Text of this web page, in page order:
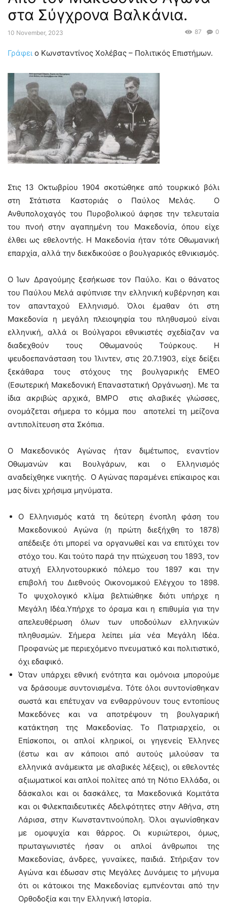
στα Σύγχρονα Βαλκάνια.
10 November, 2023 0
87
Γράφει ο Κωνσταντίνος Χολέβας – Πολιτικός Επιστήμων.
Στις 13 Οκτωβρίου 1904 σκοτώθηκε από τουρκικό βόλι
στη Στάτιστα Καστοριάς ο Παύλος Μελάς. Ο
Ανθυπολοχαγός του Πυροβολικού άφησε την τελευταία
του πνοή στην αγαπημένη του Μακεδονία, όπου είχε
έλθει ως εθελοντής. Η Μακεδονία ήταν τότε Οθωμανική
επαρχία, αλλά την διεκδικούσε ο βουλγαρικός εθνικισμός.
Ο Ίων Δραγούμης ξεσήκωσε τον Παύλο. Και ο θάνατος
του Παύλου Μελά αφύπνισε την ελληνική κυβέρνηση και
τον απανταχού Ελληνισμό. Όλοι έμαθαν ότι στη
Μακεδονία η μεγάλη πλειοψηφία του πληθυσμού είναι
ελληνική, αλλά οι Βούλγαροι εθνικιστές σχεδίαζαν να
διαδεχθούν τους Οθωμανούς Τούρκους. Η
ψευδοεπανάσταση του Ίλιντεν, στις 20.7.1903, είχε δείξει
ξεκάθαρα τους στόχους της βουλγαρικής ΕΜΕΟ
(Εσωτερική Μακεδονική Επαναστατική Οργάνωση). Με τα
ίδια ακριβώς αρχικά, ΒΜΡΟ στις σλαβικές γλώσσες,
ονομάζεται σήμερα το κόμμα που αποτελεί τη μείζονα
αντιπολίτευση στα Σκόπια.
Ο Μακεδονικός Αγώνας ήταν διμέτωπος, εναντίον
Οθωμανών και Βουλγάρων, και ο Ελληνισμός
αναδείχθηκε νικητής. Ο Αγώνας παραμένει επίκαιρος και
μας δίνει χρήσιμα μηνύματα.
Ο Ελληνισμός κατά τη δεύτερη ένοπλη φάση του
Μακεδονικού Αγώνα (η πρώτη διεξήχθη το 1878)
απέδειξε ότι μπορεί να οργανωθεί και να επιτύχει τον
στόχο του. Και τούτο παρά την πτώχευση του 1893, τον
ατυχή Ελληνοτουρκικό πόλεμο του 1897 και την
επιβολή του Διεθνούς Οικονομικού Ελέγχου το 1898.
Το ψυχολογικό κλίμα βελτιώθηκε διότι υπήρχε η
Μεγάλη Ιδέα.Υπήρχε το όραμα και η επιθυμία για την
απελευθέρωση όλων των υποδούλων ελληνικών
πληθυσμών. Σήμερα λείπει μία νέα Μεγάλη Ιδέα.
Προφανώς με περιεχόμενο πνευματικό και πολιτιστικό,
όχι εδαφικό.
Όταν υπάρχει εθνική ενότητα και ομόνοια μπορούμε
να δράσουμε συντονισμένα. Τότε όλοι συντονίσθηκαν
σωστά και επέτυχαν να ενθαρρύνουν τους εντοπίους
Μακεδόνες και να αποτρέψουν τη βουλγαρική
κατάκτηση της Μακεδονίας. Το Πατριαρχείο, οι
Επίσκοποι, οι απλοί κληρικοί, οι γηγενείς Έλληνες
(έστω και αν κάποιοι από αυτούς μιλούσαν τα
ελληνικά ανάμεικτα με σλαβικές λέξεις), οι εθελοντές
αξιωματικοί και απλοί πολίτες από τη Νότιο Ελλάδα, οι
δάσκαλοι και οι δασκάλες, τα Μακεδονικά Κομιτάτα
και οι Φιλεκπαιδευτικές Αδελφότητες στην Αθήνα, στη
Λάρισα, στην Κωνσταντινούπολη. Όλοι αγωνίσθηκαν
με ομοψυχία και θάρρος. Οι κυριώτεροι, όμως,
πρωταγωνιστές ήσαν οι απλοί άνθρωποι της
Μακεδονίας, άνδρες, γυναίκες, παιδιά. Στήριξαν τον
Αγώνα και έδωσαν στις Μεγάλες Δυνάμεις το μήνυμα
ότι οι κάτοικοι της Μακεδονίας εμπνέονται από την
Ορθοδοξία και την Ελληνική Ιστορία.